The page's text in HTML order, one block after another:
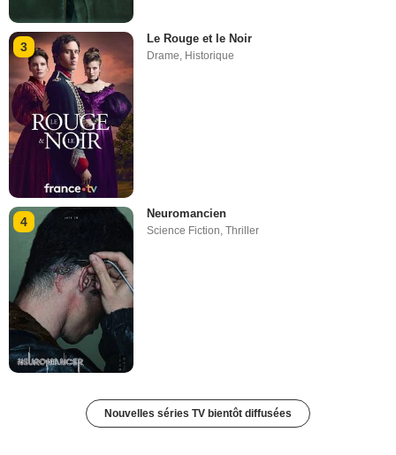
3
Le Rouge et le Noir
Drame Historique
4
Neuromancien
Science Fiction,Thriller
Nouvelles séries TV bientôt diffusées